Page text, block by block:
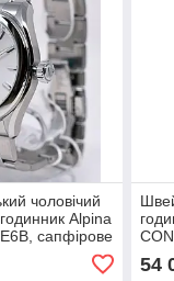
чоловічий
Alpina
сапфірове
в
54